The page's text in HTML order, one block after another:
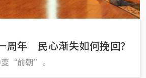
周年 民心渐失如何挽回？
“前朝”。